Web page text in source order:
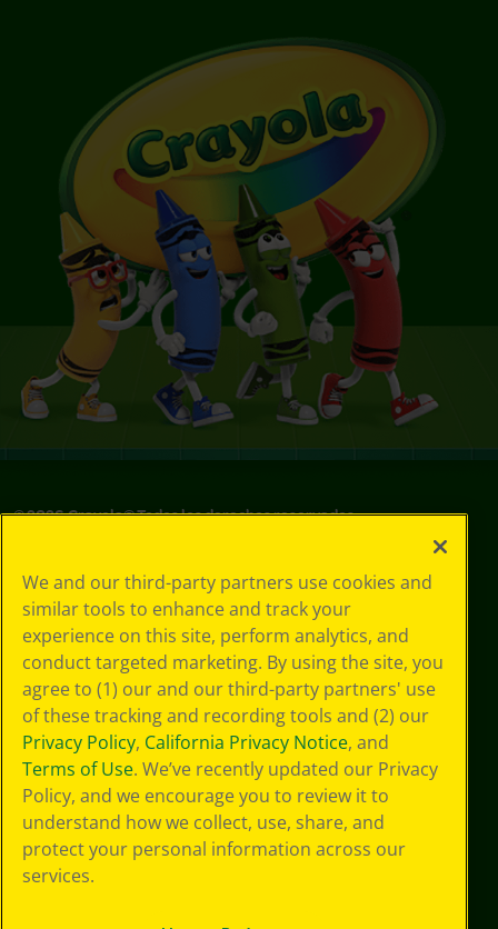
©2026Crayola® Todos los derechos reservados.
de privacidad
Política de
privacidad
Términos de SMS
GDPR
Aviso de
privacidad de CA
Cookie
Preferences
Condiciones de
uso
Accesibilidad web
Mapa del sitio
We and our third-party partners use cookies and
similar tools to enhance and track your
experience on this site, perform analytics, and
conduct targeted marketing. By using the site, you
agree to (1) our and our third-party partners' use
of these tracking and recording tools and (2) our
Privacy Policy, California Privacy Notice, and
Terms of Use. We’ve recently updated our Privacy
Policy, and we encourage you to review it to
understand how we collect, use, share, and
protect your personal information across our
services.